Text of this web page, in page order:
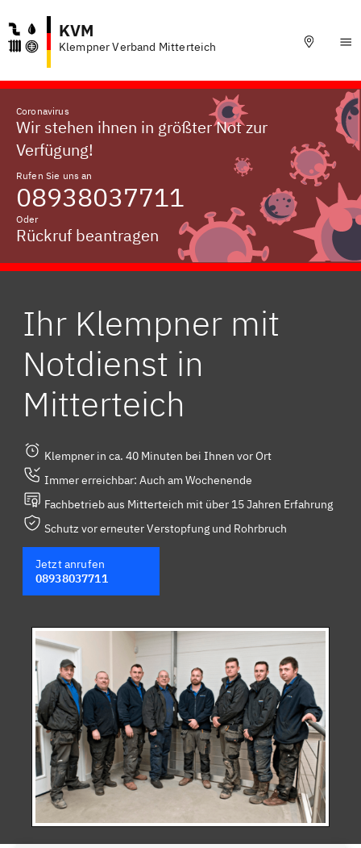
KVM
Klempner Verband Mitterteich
Coronavirus
Wir stehen ihnen in größter Not zur
Verfügung!
Rufen Sie uns an
08938037711
Oder
Rückruf beantragen
Ihr Klempner mit
Notdienst in
Mitterteich
Klempner in ca. 40 Minuten bei Ihnen vor Ort
Immer erreichbar: Auch am Wochenende
Fachbetrieb aus Mitterteich mit über 15 Jahren Erfahrung
Schutz vor erneuter Verstopfung und Rohrbruch
Jetzt anrufen
08938037711